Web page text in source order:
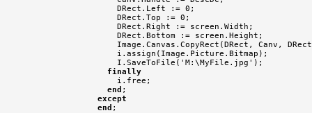
      DRect.Left := 0;
      DRect.Top := 0;
      DRect.Right := screen.Width;
      DRect.Bottom := screen.Height;
Image.Canvas.CopyRect(DRect, Canv,
      i.assign(Image.Picture.Bitmap);
      I.SaveToFile('M:\MyFile.jpg');
finally
      i.free;
end ;
except
end ;